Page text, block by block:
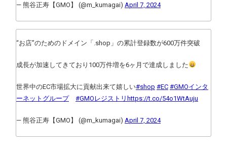
— 熊谷正寿【GMO】 (@m_kumagai) April 7, 2024
“お店”のためのドメイン「.shop」の累計登録数が600万件突破
成長が加速してきており100万件増を6ヶ月で達成しました
世界中のEC市場拡大に貢献出来て嬉しい#shop #EC #GMOインタ
ーネットグループ
#GMOレジストリ https://t.co/54o1WtAuju
— 熊谷正寿【GMO】 (@m_kumagai) April 7, 2024